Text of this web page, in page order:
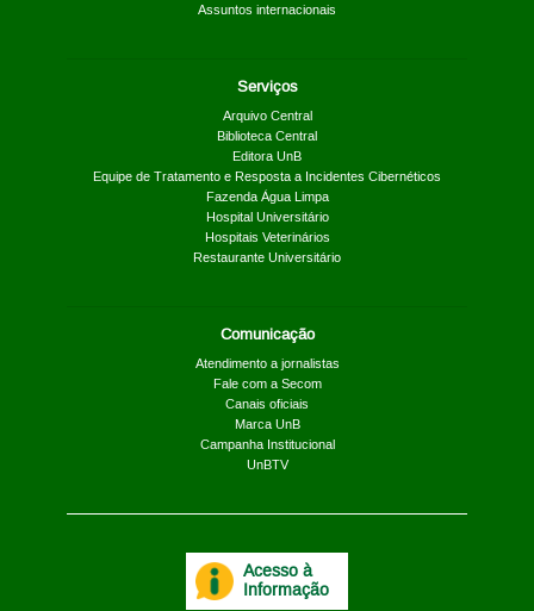
Assuntos internacionais
Serviços
Arquivo Central
Biblioteca Central
Editora UnB
Equipe de Tratamento e Resposta a Incidentes Cibernéticos
Fazenda Água Limpa
Hospital Universitário
Hospitais Veterinários
Restaurante Universitário
Comunicação
Atendimento a jornalistas
Fale com a Secom
Canais oficiais
Marca UnB
Campanha Institucional
UnBTV
Acesso à
Informação